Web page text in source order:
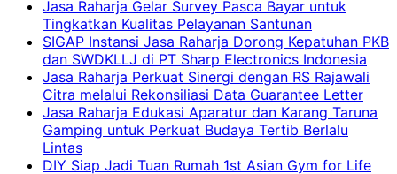
Jasa Raharja Gelar Survey Pasca Bayar untuk
Tingkatkan Kualitas Pelayanan Santunan
SIGAP Instansi Jasa Raharja Dorong Kepatuhan PKB
dan SWDKLLJ di PT Sharp Electronics Indonesia
Jasa Raharja Perkuat Sinergi dengan RS Rajawali
Citra melalui Rekonsiliasi Data Guarantee Letter
Jasa Raharja Edukasi Aparatur dan Karang Taruna
Gamping untuk Perkuat Budaya Tertib Berlalu
Lintas
DIY Siap Jadi Tuan Rumah 1st Asian Gym for Life